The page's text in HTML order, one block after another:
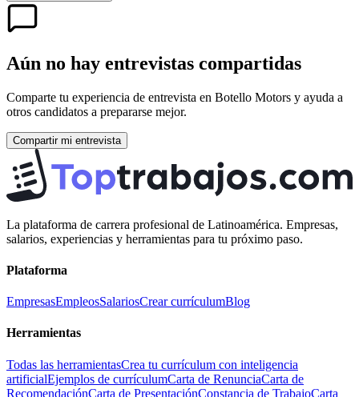
Aún no hay entrevistas compartidas
Comparte tu experiencia de entrevista en Botello Motors y ayuda a
otros candidatos a prepararse mejor.
Compartir mi entrevista
La plataforma de carrera profesional de Latinoamérica. Empresas,
salarios, experiencias y herramientas para tu próximo paso.
Plataforma
EmpresasEmpleosSalariosCrear currículumBlog
Herramientas
Todas las herramientasCrea tu currículum con inteligencia
artificialEjemplos de currículumCarta de RenunciaCarta de
RecomendaciónCarta de PresentaciónConstancia de TrabajoCarta